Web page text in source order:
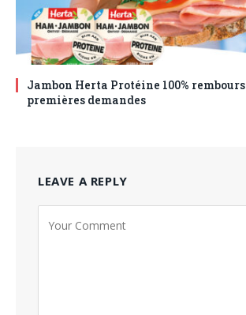
Jambon Herta Protéine 100%
premières demandes
LEAVE A REPLY